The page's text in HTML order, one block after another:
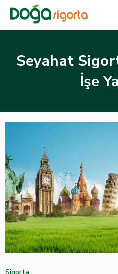
Seyahat
İşe